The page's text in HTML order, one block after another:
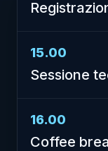
15.00
Sessione
16.00
Coffee